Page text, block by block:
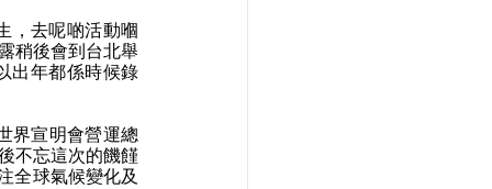
，去呢啲活動嗰
稍後會到台北舉
出年都係時候錄
界宣明會營運總
不忘這次的饑饉
全球氣候變化及